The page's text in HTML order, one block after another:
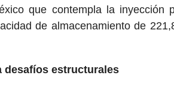
que contempla la inyección
de almacenamiento de
desafíos estructurales